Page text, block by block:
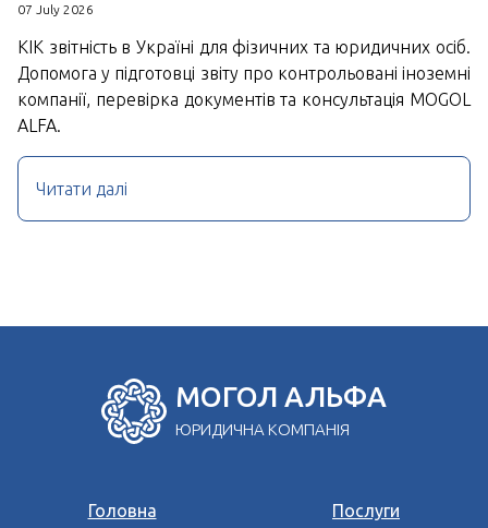
07 July 2026
КІК звітність в Україні для фізичних та юридичних осіб.
Допомога у підготовці звіту про контрольовані іноземні
компанії, перевірка документів та консультація MOGOL
ALFA.
Читати далі
МОГОЛ АЛЬФА
ЮРИДИЧНА КОМПАНІЯ
Головна
Послуги